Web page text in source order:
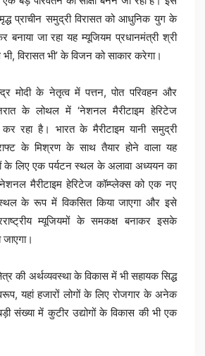
प्राचीन समुद्री विरासत को आधुनिक युग के
जा रहा यह म्यूजियम प्रधानमंत्री श्री
भी, विरासत भी’ के विजन को साकार करेगा।
मोदी के नेतृत्व में पत्तन, पोत परिवहन और
के लोथल में ‘नेशनल मैरीटाइम हेरिटेज
कर रहा है। भारत के मैरीटाइम यानी समुद्री
के मिश्रण के साथ तैयार होने वाला यह
के लिए एक पर्यटन स्थल के अलावा अध्ययन का
मैरीटाइम हेरिटेज कॉम्प्लेक्स को एक नए
स्थल के रूप में विकसित किया जाएगा और इसे
म्यूजियमों के समकक्ष बनाकर इसके
की अर्थव्यवस्था के विकास में भी सहायक सिद्ध
यहां हजारों लोगों के लिए रोजगार के अनेक
संख्या में कुटीर उद्योगों के विकास की भी एक